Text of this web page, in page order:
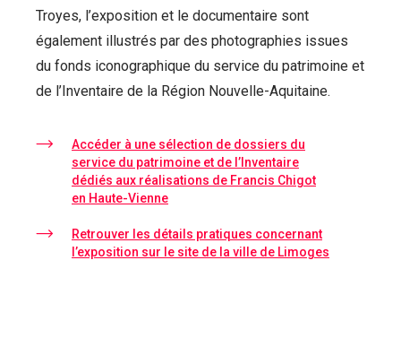
Troyes, l’exposition et le documentaire sont
également illustrés par des photographies issues
du fonds iconographique du service du patrimoine et
de l’Inventaire de la Région Nouvelle-Aquitaine.
Accéder à une sélection de dossiers du
service du patrimoine et de l’Inventaire
dédiés aux réalisations de Francis Chigot
en Haute-Vienne
Retrouver les détails pratiques concernant
l’exposition sur le site de la ville de Limoges